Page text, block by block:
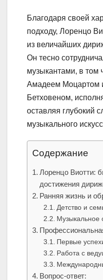
Благодаря своей
подходу, Лоренцо
из величайших
Он тесно
музыкантами, в том
Амадеем Моцартом
Бетховеном,
оставляя глубокий
музыкального
Содержание
Лоренцо Виотти:
достижения
Ранняя жизнь и
Детство и
Музыкальное
Первые
Работа с
Вопрос-ответ: